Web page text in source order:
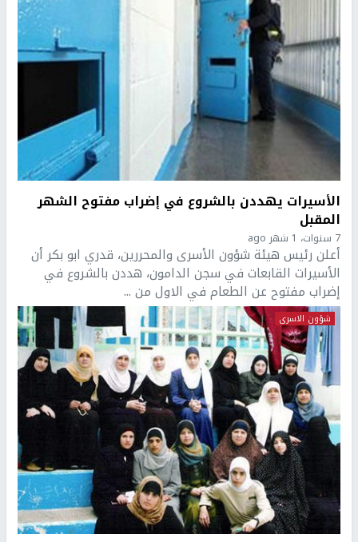
الأسيرات يهددن بالشروع في إضراب مفتوح الشهر
المقبل
7 سنوات، 1 شهر ago
أعلن رئيس هيئة شؤون الأسرى والمحررين، قدري ابو بكر أن
الأسيرات القابعات في سجن الدامون، هددن بالشروع في
إضراب مفتوح عن الطعام في الاول من ...
شؤون الاسرى